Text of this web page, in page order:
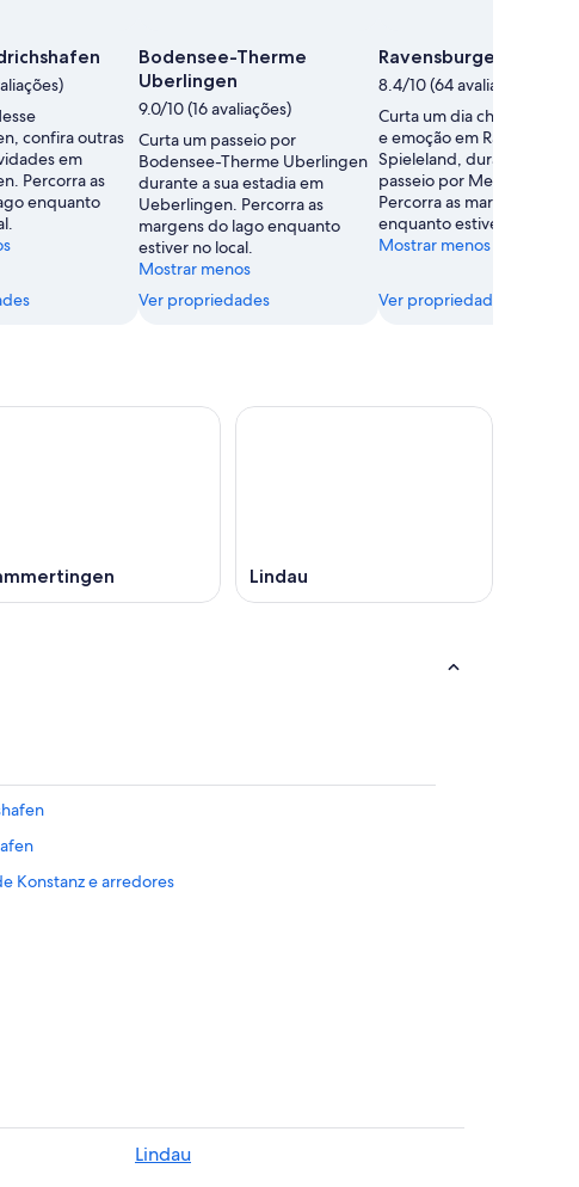
confira outras
em
Percorra as
enquanto
Bodensee-Therme
Uberlingen
9.0/10 (16 avaliações)
Curta um passeio por
Bodensee-Therme Uberlingen
durante a sua estadia em
Ueberlingen. Percorra as
margens do lago enquanto
estiver no local.
Mostrar menos
Ver propriedades
Ravensburger
8.4/10 (64 avaliações)
Curta um dia cheio de
e emoção em
Spieleland, durante o seu
passeio por
Percorra as margens do
enquanto estiver no local.
Mostrar menos
Ver propriedades
Lindau
Konstanz e arredores
Lindau